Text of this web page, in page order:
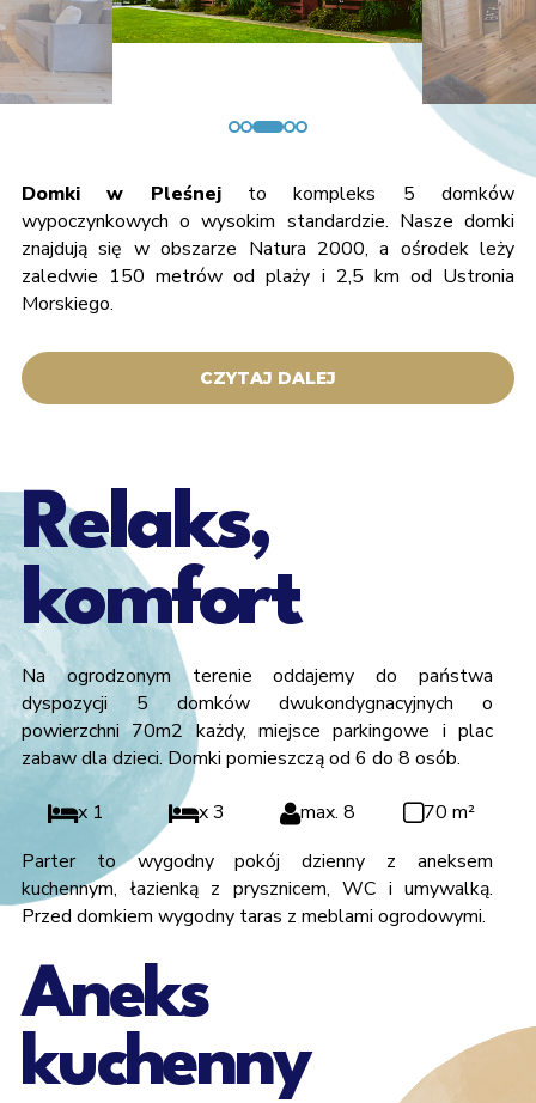
Domki w Pleśnejto kompleks 5 domków
wypoczynkowych o wysokim standardzie. Nasze domki
znajdują się w obszarze Natura 2000, a ośrodek leży
zaledwie 150 metrów od plaży i 2,5 km od Ustronia
Morskiego.
CZYTAJ DALEJ
Relaks,
komfort
Na ogrodzonym terenie oddajemy do państwa
dyspozycji 5 domków dwukondygnacyjnych o
powierzchni 70m2 każdy, miejsce parkingowe i plac
zabaw dla dzieci. Domki pomieszczą od 6 do 8 osób.
x 1 x 3 max. 8
70 m²
Parter to wygodny pokój dzienny z aneksem
kuchennym, łazienką z prysznicem, WC i umywalką.
Przed domkiem wygodny taras z meblami ogrodowymi.
Aneks
kuchenny